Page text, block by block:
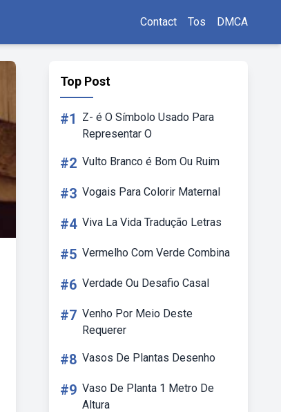
Contact Tos DMCA
Top Post
#1
Z- é O Símbolo Usado Para
Representar O
#2 Vulto Branco é Bom Ou Ruim
#3 Vogais Para Colorir Maternal
#4 Viva La Vida Tradução Letras
#5 Vermelho Com Verde Combina
#6 Verdade Ou Desafio Casal
#7 Venho Por Meio Deste
Requerer
#8 Vasos De Plantas Desenho
#9 Vaso De Planta 1 Metro De
Altura